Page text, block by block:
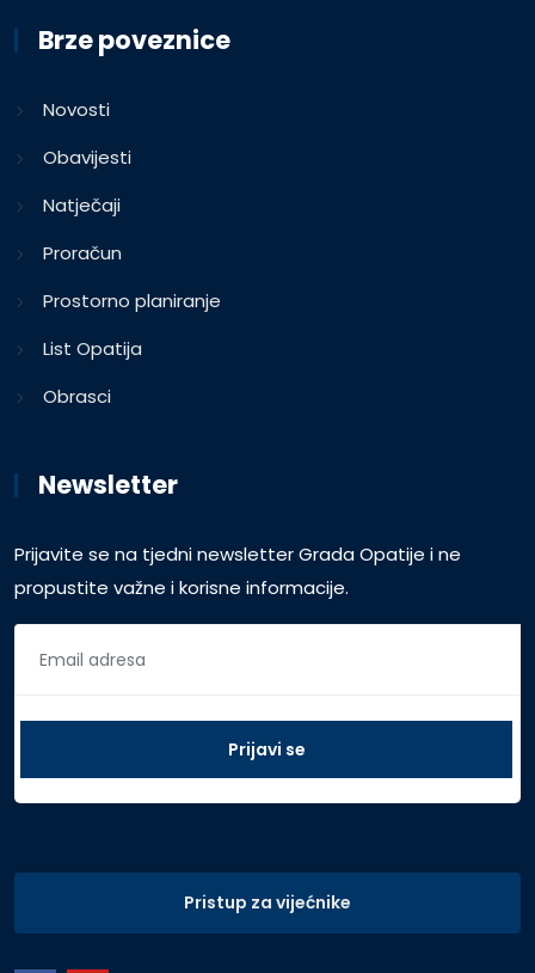
Brze poveznice
Novosti
Obavijesti
Natječaji
Proračun
Prostorno planiranje
List Opatija
Obrasci
Newsletter
Prijavite se na tjedni newsletter Grada Opatije i ne
propustite važne i korisne informacije.
Pristup za vijećnike